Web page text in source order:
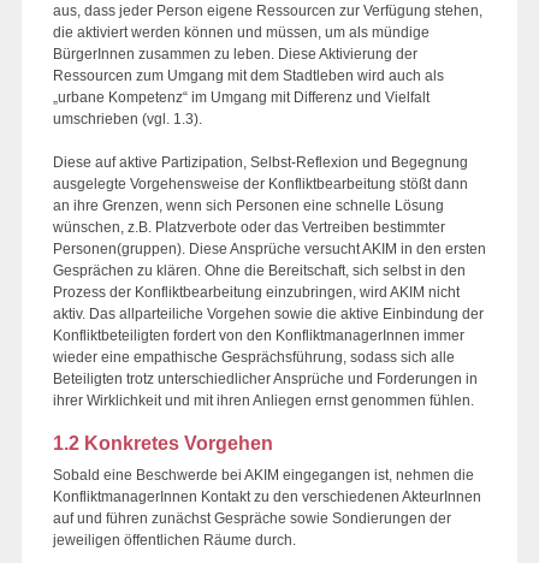
aus, dass jeder Person eigene Ressourcen zur Verfügung stehen,
die aktiviert werden können und müssen, um als mündige
BürgerInnen zusammen zu leben. Diese Aktivierung der
Ressourcen zum Umgang mit dem Stadtleben wird auch als
„urbane Kompetenz“ im Umgang mit Differenz und Vielfalt
umschrieben (vgl. 1.3).
Diese auf aktive Partizipation, Selbst-Reflexion und Begegnung
ausgelegte Vorgehensweise der Konfliktbearbeitung stößt dann
an ihre Grenzen, wenn sich Personen eine schnelle Lösung
wünschen, z.B. Platzverbote oder das Vertreiben bestimmter
Personen(gruppen). Diese Ansprüche versucht AKIM in den ersten
Gesprächen zu klären. Ohne die Bereitschaft, sich selbst in den
Prozess der Konfliktbearbeitung einzubringen, wird AKIM nicht
aktiv. Das allparteiliche Vorgehen sowie die aktive Einbindung der
Konfliktbeteiligten fordert von den KonfliktmanagerInnen immer
wieder eine empathische Gesprächsführung, sodass sich alle
Beteiligten trotz unterschiedlicher Ansprüche und Forderungen in
ihrer Wirklichkeit und mit ihren Anliegen ernst genommen fühlen.
1.2 Konkretes Vorgehen
Sobald eine Beschwerde bei AKIM eingegangen ist, nehmen die
KonfliktmanagerInnen Kontakt zu den verschiedenen AkteurInnen
auf und führen zunächst Gespräche sowie Sondierungen der
jeweiligen öffentlichen Räume durch.